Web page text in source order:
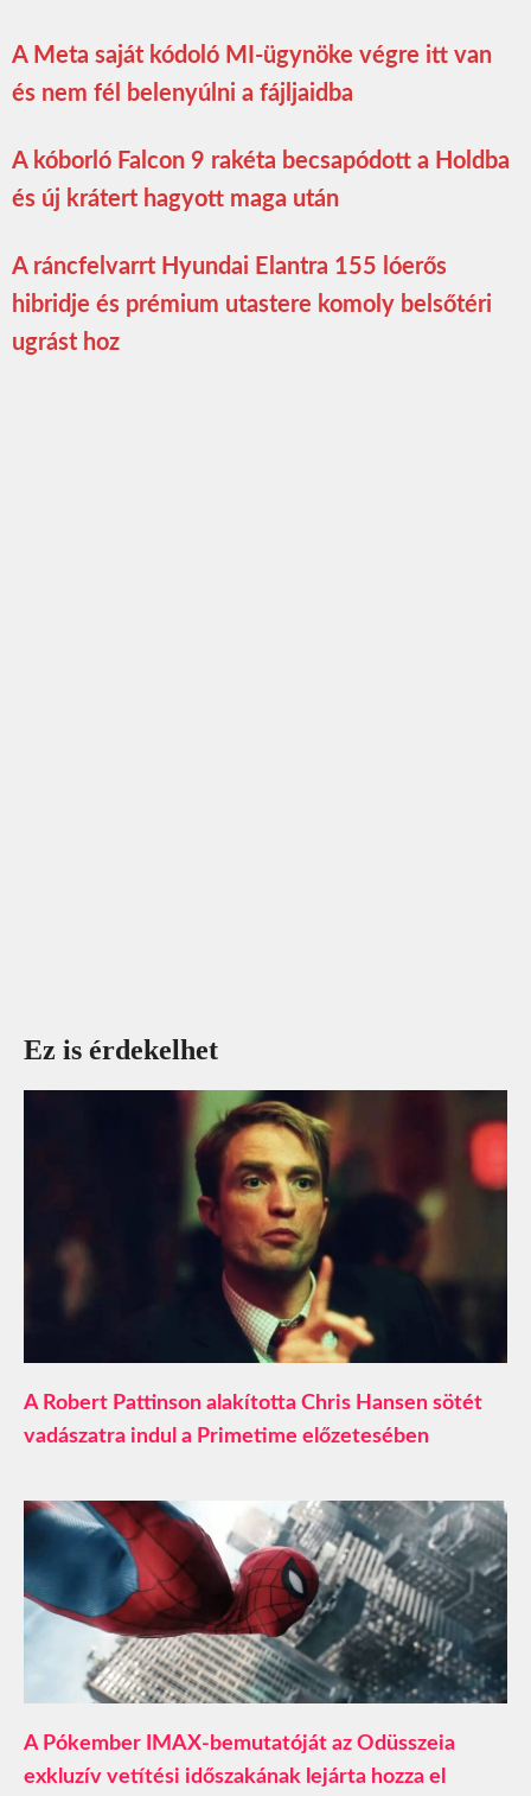
A Meta saját kódoló MI-ügynöke végre itt van
és nem fél belenyúlni a fájljaidba
A kóborló Falcon 9 rakéta becsapódott a Holdba
és új krátert hagyott maga után
A ráncfelvarrt Hyundai Elantra 155 lóerős
hibridje és prémium utastere komoly belsőtéri
ugrást hoz
Ez is érdekelhet
A Robert Pattinson alakította Chris Hansen sötét
vadászatra indul a Primetime előzetesében
A Pókember IMAX-bemutatóját az Odüsszeia
exkluzív vetítési időszakának lejárta hozza el